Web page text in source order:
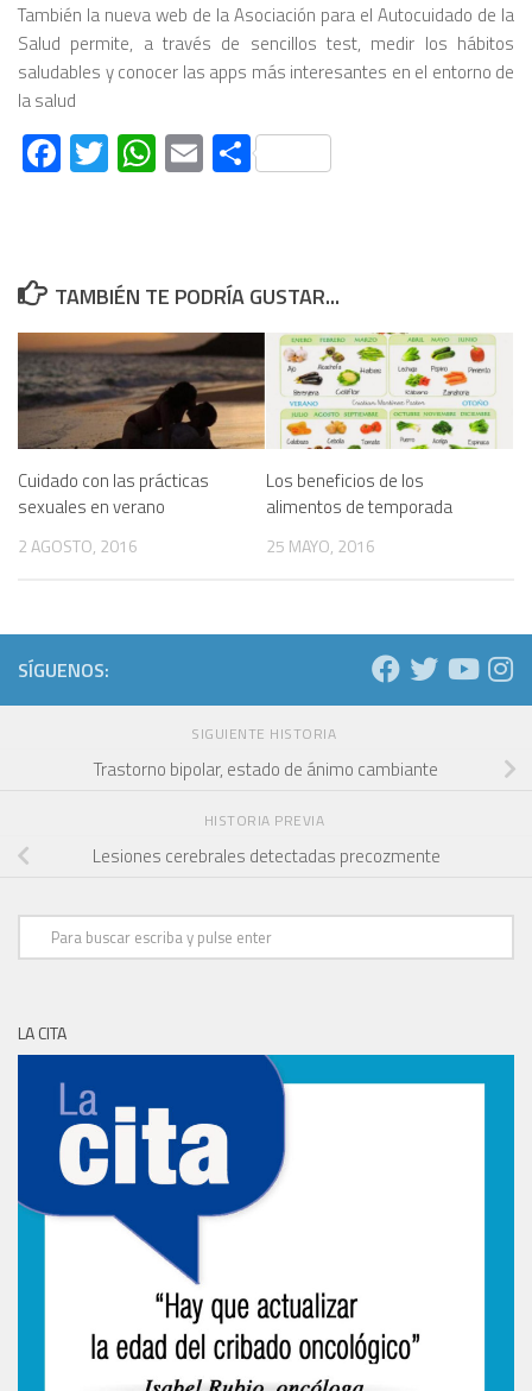
También la nueva web de la Asociación para el Autocuidado de la
Salud permite, a través de sencillos test, medir los hábitos
saludables y conocer las apps más interesantes en el entorno de
la salud
Facebook
Twitter
WhatsApp
EmailCompartir
TAMBIÉN TE PODRÍA GUSTAR...
Cuidado con las prácticas
sexuales en verano
2 AGOSTO, 2016
Los beneficios de los
alimentos de temporada
25 MAYO, 2016
SÍGUENOS:
SIGUIENTE HISTORIA
Trastorno bipolar, estado de ánimo cambiante
HISTORIA PREVIA
Lesiones cerebrales detectadas precozmente
LA CITA